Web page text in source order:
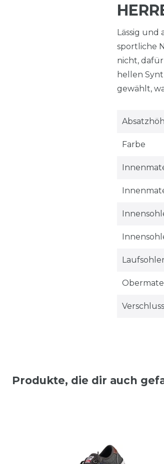
Lässig und
sportliche
nicht,
hellen
gewählt,
Farbe
Verschluss
Produkte, die dir auch